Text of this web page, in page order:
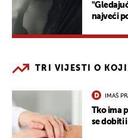
najveći
TRI VIJESTI O
IMAŠ
Tko ima
se dobiti